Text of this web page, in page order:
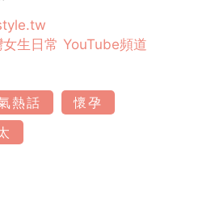
生日常 YouTube頻道
熱話
懷孕